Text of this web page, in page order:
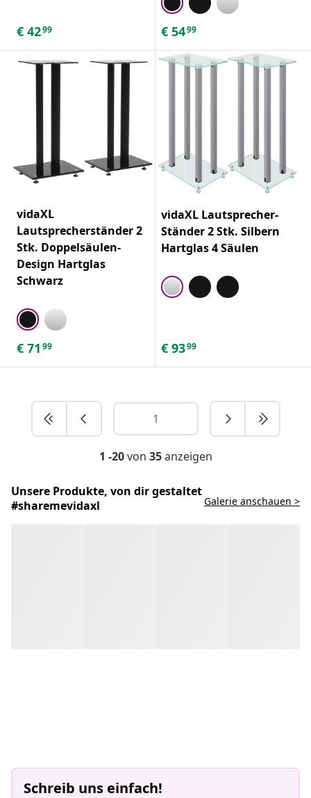
€ 4299 € 5499
vidaXL
Lautsprecherständer 2
Stk. Doppelsäulen-
Design Hartglas
Schwarz
€ 71 99
vidaXL Lautsprecher-
Ständer 2 Stk. Silbern
Hartglas 4 Säulen
€ 9399
1 -20von 35anzeigen
Unsere Produkte, von dir gestaltet
#sharemevidaxl
Galerie anschauen >
Schreib uns einfach!